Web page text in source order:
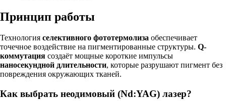
Принцип работы
Технология селективного фототермолиза обеспечивает
точечное воздействие на пигментированные структуры. Q-
коммутация создаёт мощные короткие импульсы
наносекундной длительности, которые разрушают пигмент без
повреждения окружающих тканей.
Как выбрать неодимовый (Nd:YAG) лазер?